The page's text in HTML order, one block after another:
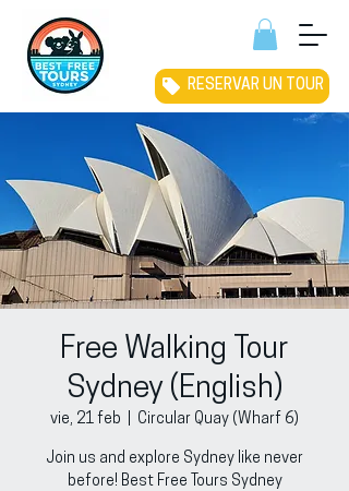
RESERVAR UN TOUR
Free Walking Tour
Sydney (English)
vie, 21 feb Circular Quay (Wharf 6)
Join us and explore Sydney like never
before! Best Free Tours Sydney